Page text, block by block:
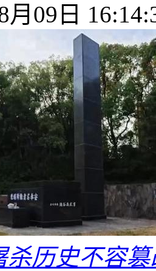
月09日
杀历史不容